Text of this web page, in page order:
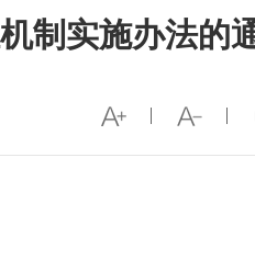
制实施办法的